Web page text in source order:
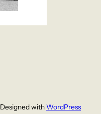
Designed withWordPress